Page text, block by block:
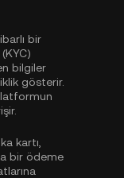
bir
bilgiler
gösterir.
kartı,
bir ödeme